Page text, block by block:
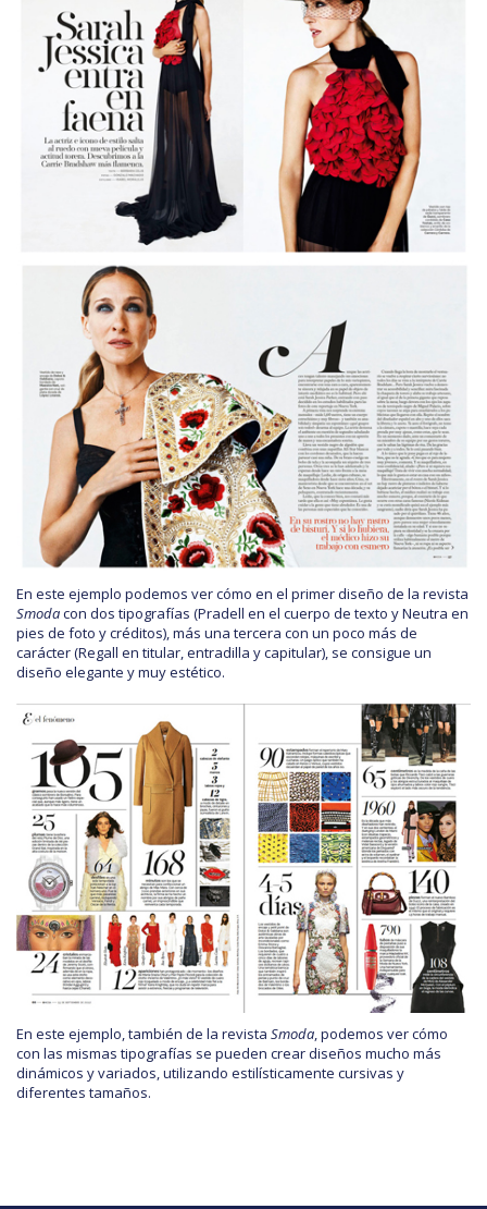
En este ejemplo podemos ver cómo en el primer diseño de la revista
Smodacon dos tipografías (Pradell en el cuerpo de texto y Neutra en
pies de foto y créditos), más una tercera con un poco más de
carácter (Regall en titular, entradilla y capitular), se consigue un
diseño elegante y muy estético.
En este ejemplo, también de la revista Smoda, podemos ver cómo
con las mismas tipografías se pueden crear diseños mucho más
dinámicos y variados, utilizando estilísticamente cursivas y
diferentes tamaños.